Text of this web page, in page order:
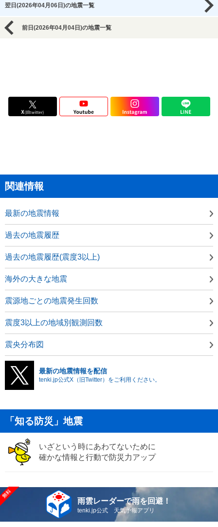
翌日(2026年04月06日)の地震一覧
前日(2026年04月04日)の地震一覧
関連情報
最新の地震情報
過去の地震履歴
過去の地震履歴(震度3以上)
海外の大きな地震
震源地ごとの地震発生回数
震度3以上の地域別観測回数
震央分布図
最新の地震情報を配信
tenki.jp公式X（旧Twitter）をご利用ください。
「知る防災」地震
いざという時にあわてないために
確かな情報と行動で防災力アップ
雨雲レーダーで雨を回避！
tenki.jp公式 天気予報アプリ